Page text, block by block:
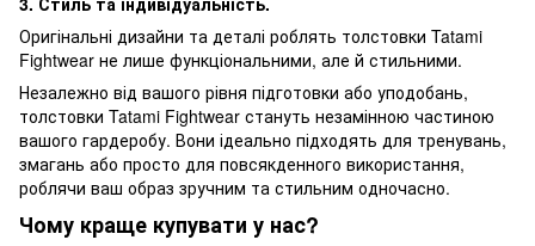
Оригінальні дизайни та деталі роблять толстовки Tatami
Fightwear не лише функціональними, але й стильними.
Незалежно від вашого рівня підготовки або уподобань,
толстовки Tatami Fightwear стануть незамінною частиною
вашого гардеробу. Вони ідеально підходять для тренувань,
змагань або просто для повсякденного використання,
роблячи ваш образ зручним та стильним одночасно.
Чому краще купувати у нас?